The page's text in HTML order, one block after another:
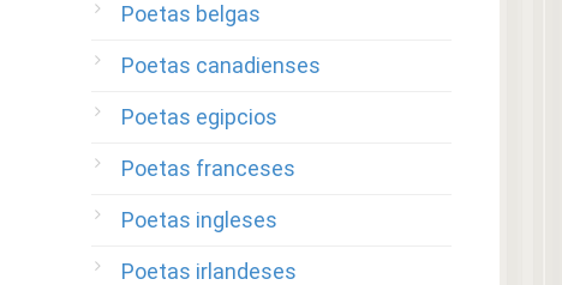
Poetas belgas
Poetas canadienses
Poetas egipcios
Poetas franceses
Poetas ingleses
Poetas irlandeses